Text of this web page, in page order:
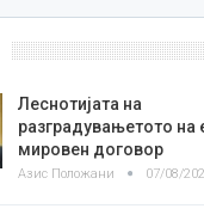
Леснотијата на
разградувањетото на
мировен договор
Азис Положани 07/08/